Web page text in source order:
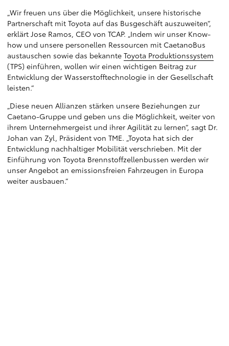
„Wir freuen uns über die Möglichkeit, unsere historische
Partnerschaft mit Toyota auf das Busgeschäft auszuweiten“,
erklärt Jose Ramos, CEO von TCAP. „Indem wir unser Know-
how und unsere personellen Ressourcen mit CaetanoBus
austauschen sowie das bekannte Toyota Produktionssystem
(TPS) einführen, wollen wir einen wichtigen Beitrag zur
Entwicklung der Wasserstofftechnologie in der Gesellschaft
leisten.“
„Diese neuen Allianzen stärken unsere Beziehungen zur
Caetano-Gruppe und geben uns die Möglichkeit, weiter von
ihrem Unternehmergeist und ihrer Agilität zu lernen“, sagt Dr.
Johan van Zyl, Präsident von TME. „Toyota hat sich der
Entwicklung nachhaltiger Mobilität verschrieben. Mit der
Einführung von Toyota Brennstoffzellenbussen werden wir
unser Angebot an emissionsfreien Fahrzeugen in Europa
weiter ausbauen.“